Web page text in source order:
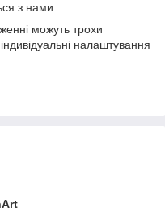
з нами.
можуть трохи
налаштування